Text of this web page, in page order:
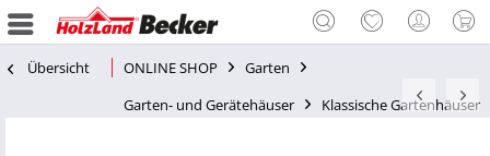
Übersicht ONLINE SHOP
Garten
Garten- und Gerätehäuser
Klassische Gartenhäuser